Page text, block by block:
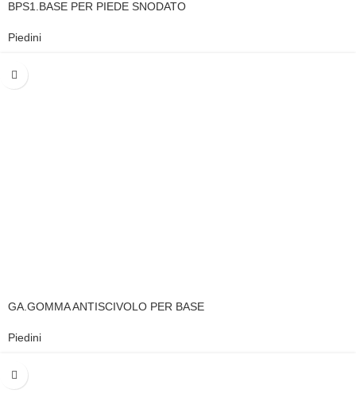
BPS1.BASE PER PIEDE SNODATO
Piedini
GA.GOMMA ANTISCIVOLO PER BASE
Piedini